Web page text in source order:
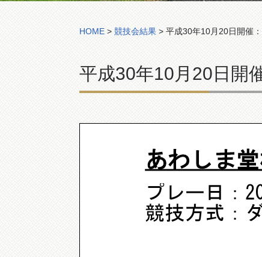
HOME > 競技会結果 > 平成30年10月20日開催
平成30年10月20日開
あわしま
プレー日：
競技方式：